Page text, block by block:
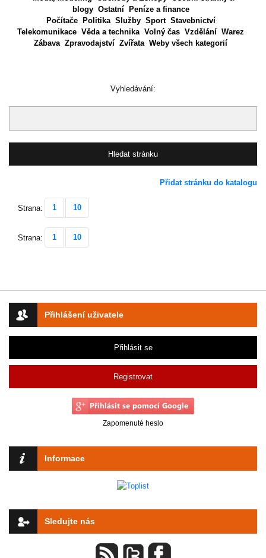
Přihlášení uživatele
Přihlásit se
Registrovat
Zapomenuté heslo
Informace
Sledujte nás
blogy Ostatní
Peníze a finance
Počítače
Politika Služby Sport Stavebnictví
Telekomunikace Věda a technika Volný čas Vzdělání Warez
Zábava Zpravodajství Zvířata Weby všech kategorií
Vyhledávání:
Přidat stránku do katalogu
Strana: 1 10
Strana: 1 10